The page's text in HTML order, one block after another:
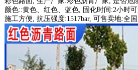
颜色::黄色、红色、蓝色, 固化时间:2小时
施工方便, 抗压强度:1517bar, 可售卖地:全